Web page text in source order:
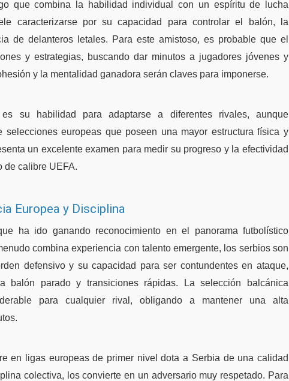
que combina la habilidad individual con un espíritu de lucha
caracterizarse por su capacidad para controlar el balón, la
de delanteros letales. Para este amistoso, es probable que el
y estrategias, buscando dar minutos a jugadores jóvenes y
y la mentalidad ganadora serán claves para imponerse.
su habilidad para adaptarse a diferentes rivales, aunque
selecciones europeas que poseen una mayor estructura física y
un excelente examen para medir su progreso y la efectividad
de calibre UEFA.
Europea y Disciplina
ha ido ganando reconocimiento en el panorama futbolístico
combina experiencia con talento emergente, los serbios son
defensivo y su capacidad para ser contundentes en ataque,
balón parado y transiciones rápidas. La selección balcánica
para cualquier rival, obligando a mantener una alta
en ligas europeas de primer nivel dota a Serbia de una calidad
colectiva, los convierte en un adversario muy respetado. Para